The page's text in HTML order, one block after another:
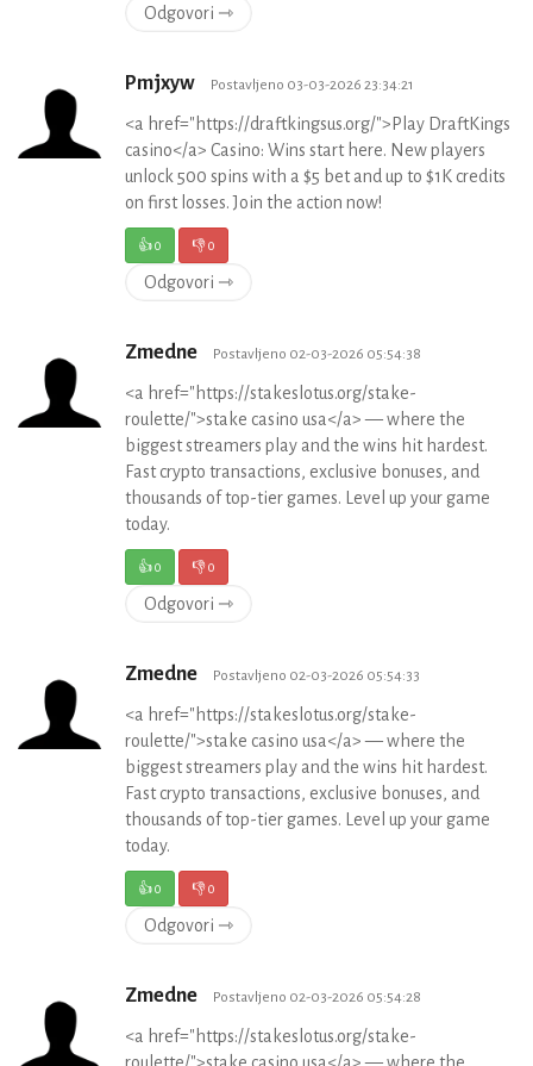
Odgovori ⇾
Pmjxyw Postavljeno 03-03-2026 23:34:21
<a href="https://draftkingsus.org/">Play DraftKings
casino</a> Casino: Wins start here. New players
unlock 500 spins with a $5 bet and up to $1K credits
on first losses. Join the action now!
👍0 👎0
Odgovori ⇾
Zmedne Postavljeno 02-03-2026 05:54:38
<a href="https://stakeslotus.org/stake-
roulette/">stake casino usa</a> — where the
biggest streamers play and the wins hit hardest.
Fast crypto transactions, exclusive bonuses, and
thousands of top-tier games. Level up your game
today.
👍0 👎0
Odgovori ⇾
Zmedne Postavljeno 02-03-2026 05:54:33
<a href="https://stakeslotus.org/stake-
roulette/">stake casino usa</a> — where the
biggest streamers play and the wins hit hardest.
Fast crypto transactions, exclusive bonuses, and
thousands of top-tier games. Level up your game
today.
👍0 👎0
Odgovori ⇾
Zmedne Postavljeno 02-03-2026 05:54:28
<a href="https://stakeslotus.org/stake-